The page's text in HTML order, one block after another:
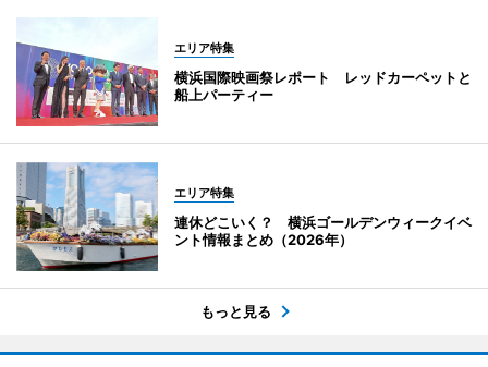
エリア特集
横浜国際映画祭レポート レッドカーペットと
船上パーティー
エリア特集
連休どこいく？ 横浜ゴールデンウィークイベ
ント情報まとめ（2026年）
もっと見る